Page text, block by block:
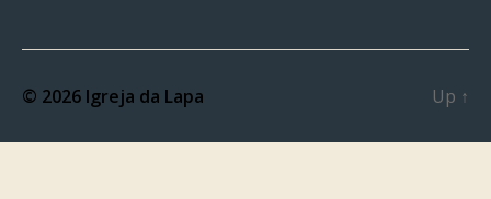
© 2026 Igreja da Lapa Up ↑